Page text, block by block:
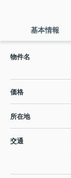
基本情報
物件名
価格
所在地
交通